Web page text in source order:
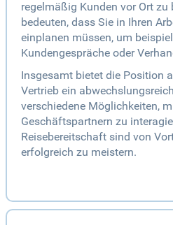
regelmäßig Kunden vor Ort zu
bedeuten, dass Sie in Ihren
einplanen müssen, um
Kundengespräche oder
Insgesamt bietet die Position
Vertrieb ein
verschiedene Möglichkeiten,
Geschäftspartnern zu
Reisebereitschaft sind von
erfolgreich zu meistern.